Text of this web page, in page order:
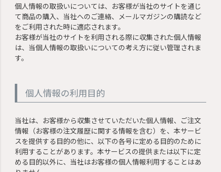
個人情報の取扱いについては、お客様が当社のサイトを通じ
て商品の購入、当社へのご連絡、メールマガジンの購読など
をご利用された時に適応されます。
お客様が当社のサイトを利用される際に収集された個人情報
は、当個人情報の取扱いについての考え方に従い管理されま
す。
個人情報の利用目的
当社は、お客様から収集させていただいた個人情報、ご注文
情報（お客様の注文履歴に関する情報を含む）を、本サービ
スを提供する目的の他に、以下の各号に定める目的のために
利用することがあります。本サービスの提供または以下に定
める目的以外に、当社はお客様の個人情報利用することはあ